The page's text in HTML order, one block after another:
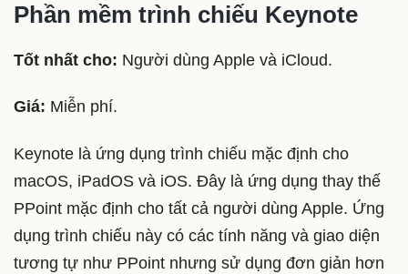
Phần mềm trình chiếu Keynote
Tốt nhất cho: Người dùng Apple và iCloud.
Giá: Miễn phí.
Keynote là ứng dụng trình chiếu mặc định cho
macOS, iPadOS và iOS. Đây là ứng dụng thay thế
PPoint mặc định cho tất cả người dùng Apple. Ứng
dụng trình chiếu này có các tính năng và giao diện
tương tự như PPoint nhưng sử dụng đơn giản hơn